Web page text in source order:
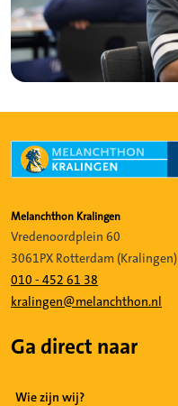
Melanchthon Kralingen
Vredenoordplein 60
3061PX Rotterdam (Kralingen)
010 - 452 61 38
kralingen@melanchthon.nl
Ga direct naar
Wie zijn wij?